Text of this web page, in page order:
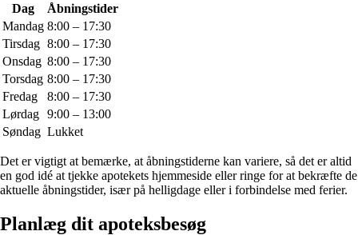
Dag
Åbningstider
Mandag 8:00 – 17:30
Tirsdag 8:00 – 17:30
Onsdag 8:00 – 17:30
Torsdag 8:00 – 17:30
Fredag
8:00 – 17:30
Lørdag 9:00 – 13:00
Søndag Lukket
Det er vigtigt at bemærke, at åbningstiderne kan variere, så det er altid
en god idé at tjekke apotekets hjemmeside eller ringe for at bekræfte de
aktuelle åbningstider, især på helligdage eller i forbindelse med ferier.
Planlæg dit apoteksbesøg